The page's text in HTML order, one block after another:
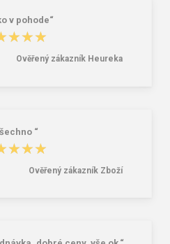
v pohode“
Ověřený zákazník Heureka
“
Ověřený zákazník Zboží